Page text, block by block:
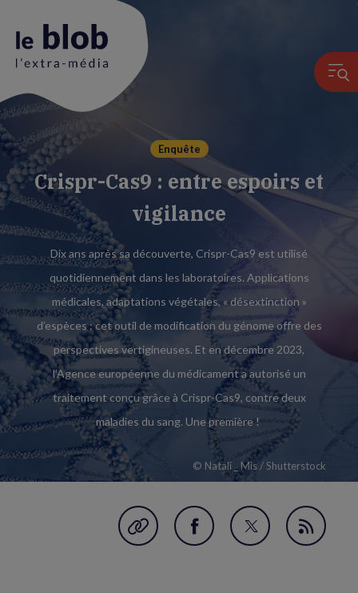
Animation
du
logo
© Natali _ Mis / Shutterstock
Enquête
Crispr-Cas9 : entre espoirs et
vigilance
Dix ans après sa découverte, Crispr-Cas9 est utilisé
quotidiennement dans les laboratoires. Applications
médicales, adaptations végétales, « désextinction »
d’espèces : cet outil de modification du génome offre des
perspectives vertigineuses. Et en décembre 2023,
l’Agence européenne du médicament a autorisé un
traitement conçu grâce à Crispr-Cas9, contre deux
maladies du sang. Une première !
Garder en favori
Partager
Partager
Flux